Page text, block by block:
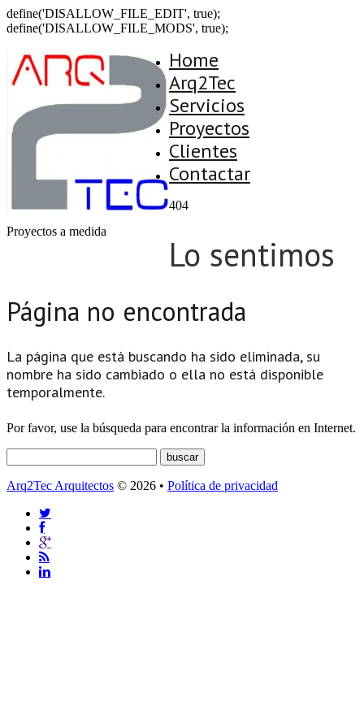
define('DISALLOW_FILE_EDIT', true);
define('DISALLOW_FILE_MODS', true);
Proyectos a medida
Home
Arq2Tec
Servicios
Proyectos
Clientes
Contactar
404
Lo sentimos
Página no encontrada
La página que está buscando ha sido eliminada, su
nombre ha sido cambiado o ella no está disponible
temporalmente.
Por favor, use la búsqueda para encontrar la información en Internet.
Arq2Tec Arquitectos © 2026 • Política de privacidad